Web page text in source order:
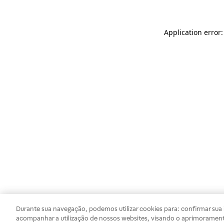
Application
Durante sua navegação, podemos utilizar cookies para: confirmar
acompanhar a utilização de nossos websites, visando o